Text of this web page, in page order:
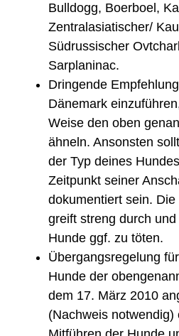
Bulldogg, Boerboel,
Zentralasiatischer/
Südrussischer
Sarplaninac.
Dringende
Dänemark
Weise den oben
ähneln. Ansonsten
der Typ deines
Zeitpunkt seiner
dokumentiert sein.
greift streng durch
Hunde ggf. zu töten.
Übergangsregelung
Hunde der
dem 17. März 2010
(Nachweis notwendig)